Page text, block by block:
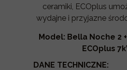
ceramiki, ECOplus
wydajne i przyjazne
Model: Bella Noche 2
ECOplus
DANE TECHNICZNE: